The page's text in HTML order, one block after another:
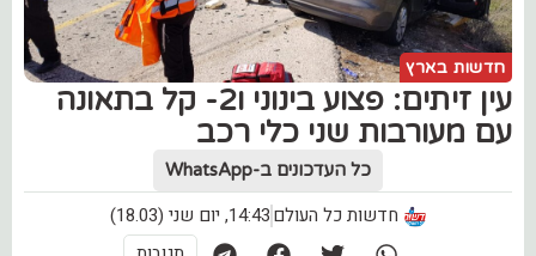
חדשות בארץ
עין זיתים: פצוע בינוני ו2- קל בתאונה
עם מעורבות שני כלי רכב
כל העדכונים ב-WhatsApp
חדשות כל העולם14:43, יום שני (18.03)